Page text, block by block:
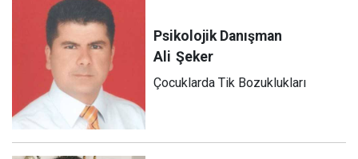
Psikolojik Danışman
Ali Şeker
Çocuklarda Tik Bozuklukları